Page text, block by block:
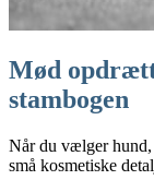
Mød
stambogen
Når du vælger hund,
små kosmetiske